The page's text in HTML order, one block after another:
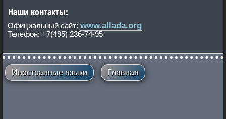
Наши контакты:
Официальный сайт: www.allada.org
Телефон: +7(495) 236-74-95
Иностранные языки Главная